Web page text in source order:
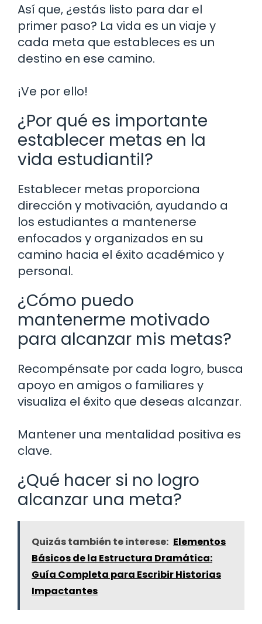
Así que, ¿estás listo para dar el
primer paso? La vida es un viaje y
cada meta que estableces es un
destino en ese camino.
¡Ve por ello!
¿Por qué es importante
establecer metas en la
vida estudiantil?
Establecer metas proporciona
dirección y motivación, ayudando a
los estudiantes a mantenerse
enfocados y organizados en su
camino hacia el éxito académico y
personal.
¿Cómo puedo
mantenerme motivado
para alcanzar mis metas?
Recompénsate por cada logro, busca
apoyo en amigos o familiares y
visualiza el éxito que deseas alcanzar.
Mantener una mentalidad positiva es
clave.
¿Qué hacer si no logro
alcanzar una meta?
Quizás también te interese: Elementos
Básicos de la Estructura Dramática:
Guía Completa para Escribir Historias
Impactantes